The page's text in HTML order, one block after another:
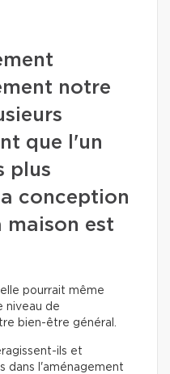
notre
que l'un
plus
conception
maison est
pourrait même
niveau de
bien-être général.
ils et
dans l'aménagement